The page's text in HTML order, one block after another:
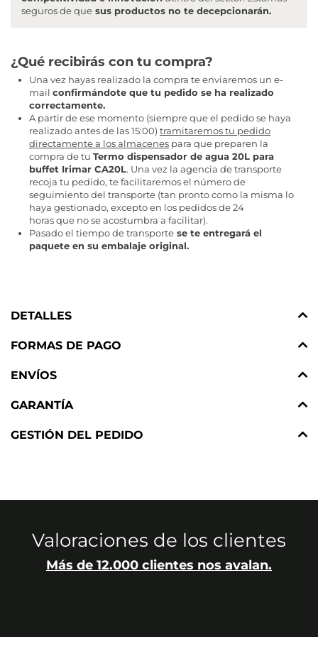
seguros de que sus productos no te decepcionarán.
¿Qué recibirás con tu compra?
Una vez hayas realizado la compra te enviaremos un e-
mail confirmándote que tu pedido se ha realizado
correctamente.
A partir de ese momento (siempre que el pedido se haya
realizado antes de las 15:00) tramitaremos tu pedido
directamente a los almacenes para que preparen la
compra de tu Termo dispensador de agua 20L para
buffet Irimar CA20L. Una vez la agencia de transporte
recoja tu pedido, te facilitaremos el número de
seguimiento del transporte (tan pronto como la misma lo
haya gestionado, excepto en los pedidos de 24
horas que no se acostumbra a facilitar).
Pasado el tiempo de transporte se te entregará el
paquete en su embalaje original.
DETALLES
FORMAS DE PAGO
ENVÍOS
GARANTÍA
GESTIÓN DEL PEDIDO
Valoraciones de los clientes
Más de 12.000 clientes nos avalan.